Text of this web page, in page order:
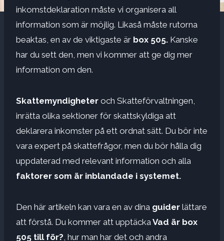
inkomstdeklaration måste vi organisera all
information som är möjlig. Likaså måste rutorna
beaktas, en av de viktigaste är box 505. Kanske
har du sett den, men vi kommer att ge dig mer
information om den.
Skattemyndigheter och Skatteförvaltningen,
inrätta olika sektioner för skattskyldiga att
deklarera inkomster på ett ordnat sätt. Du bör inte
vara expert på skattefrågor, men du bör hålla dig
uppdaterad med relevant information och alla
faktorer som är inblandade i systemet.
Den här artikeln kan vara en av dina guider lättare
att förstå. Du kommer att upptäckaVad är box
505 till för? , hur man har det och andra